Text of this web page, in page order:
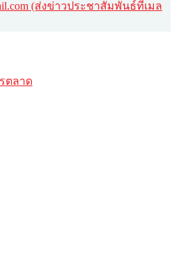
(ส่งข่าวประชาสัมพันธ์ที่เมล
ตลาด